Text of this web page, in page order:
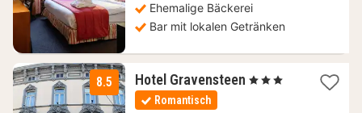
Ehemalige Bäckerei
Bar mit lokalen Getränken
8.5 Hotel Gravensteen 1
, 3 Sterne
Romantisch